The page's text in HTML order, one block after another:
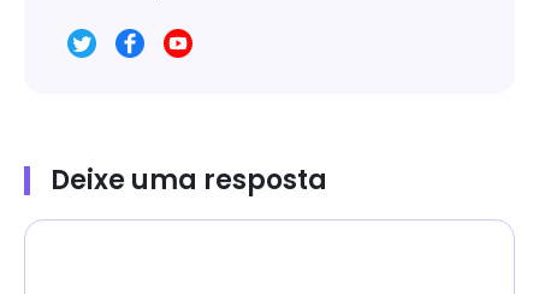
Deixe uma resposta